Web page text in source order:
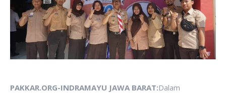
PAKKAR.ORG-INDRAMAYU JAWA BARAT:Dalam